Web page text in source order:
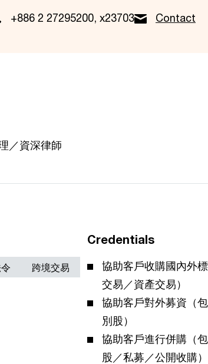
+886 2 27295200, x23703 Contact
／資深律師
跨境交易
Credentials
協助客戶收購國內外
交易／資產交易）
協助客戶對外募資（
別股）
協助客戶進行併購（
股／私募／公開收購）